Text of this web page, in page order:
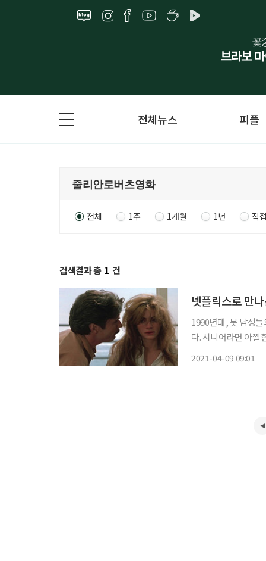
전체뉴스 피플
전체 1주 1개월 1년 직
검색결과 총 1 건
넷플릭스로 만
1990년대, 뭇 남성들
다. 시니어라면 아찔
2021-04-09 09:01